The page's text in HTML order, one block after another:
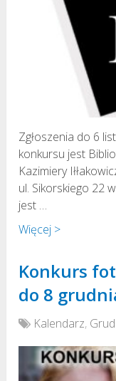
Zgłoszenia do 6
konkursu jest
Kazimiery
ul. Sikorskiego 22
jest …
Więcej >
Konkurs
do 8
Kalendarz,